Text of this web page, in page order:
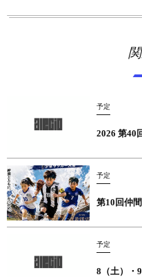
予定
2026 第40
予定
第10回仲
予定
8（土）・